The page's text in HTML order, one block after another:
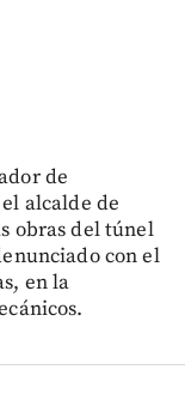
de
alcalde de
obras del túnel
con el
en la